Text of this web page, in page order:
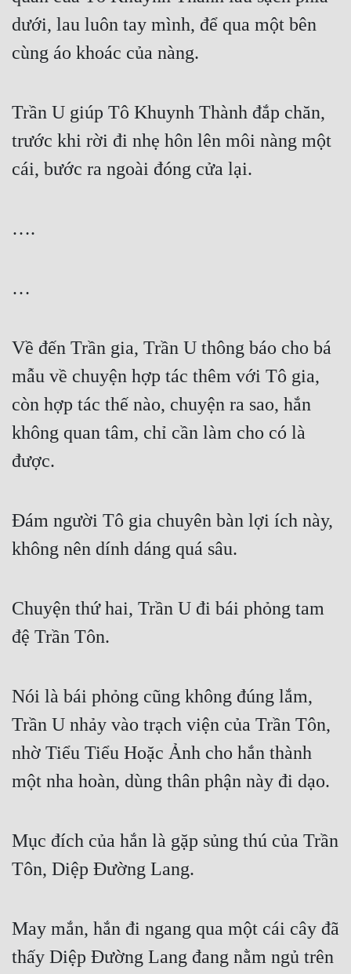
Đẹp
Đẹp Hiệp
Tính Cách Nhân Vật :
Cơ Trí
Sát Phạt Quyết Đoán
Điềm Đạm
dưới, lau luôn tay mình, để qua một bên
cùng áo khoác của nàng.
Trần U giúp Tô Khuynh Thành đắp chăn,
trước khi rời đi nhẹ hôn lên môi nàng một
cái, bước ra ngoài đóng cửa lại.
….
…
Về đến Trần gia, Trần U thông báo cho bá
mẫu về chuyện hợp tác thêm với Tô gia,
còn hợp tác thế nào, chuyện ra sao, hắn
không quan tâm, chỉ cần làm cho có là
được.
Đám người Tô gia chuyên bàn lợi ích này,
không nên dính dáng quá sâu.
Chuyện thứ hai, Trần U đi bái phỏng tam
đệ Trần Tôn.
Nói là bái phỏng cũng không đúng lắm,
Trần U nhảy vào trạch viện của Trần Tôn,
nhờ Tiểu Tiểu Hoặc Ảnh cho hắn thành
một nha hoàn, dùng thân phận này đi dạo.
Mục đích của hắn là gặp sủng thú của Trần
Tôn, Diệp Đường Lang.
May mắn, hắn đi ngang qua một cái cây đã
thấy Diệp Đường Lang đang nằm ngủ trên